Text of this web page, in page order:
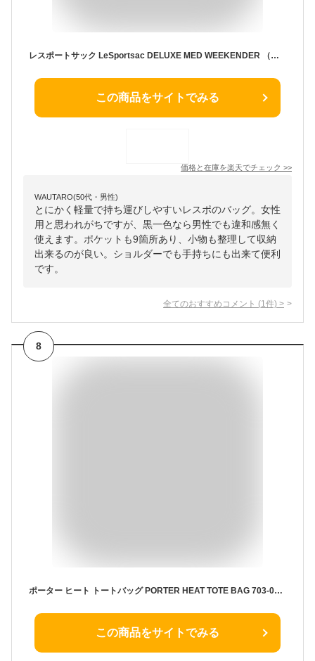
レスポートサック LeSportsac DELUXE MED WEEKENDER （パフィーブロッサムズ）
この商品をサイトでみる
価格と在庫を楽天でチェック >>
WAUTARO(50代・男性)
とにかく軽量で持ち運びしやすいレスポのバッグ。女性
用と思われがちですが、黒一色なら男性でも違和感無く
使えます。ポケットも9箇所あり、小物も整理して収納
出来るのが良い。ショルダーでも手持ちにも出来て便利
です。
全てのおすすめコメント (1 件) >
8
ポーター ヒート トートバッグ PORTER HEAT TOTE BAG 703-07966 吉田カバン B4 肩掛け メンズ 男性 ビジネスバッグ 通勤 通学 大容量 マグライト バリスターナイロン 丈夫 マグライト 日本製
この商品をサイトでみる